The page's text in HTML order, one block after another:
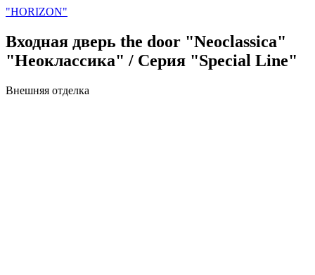
"HORIZON"
Входная дверь the door "Neoclassica"
"Неоклассика" / Серия "Special Line"
Внешняя отделка